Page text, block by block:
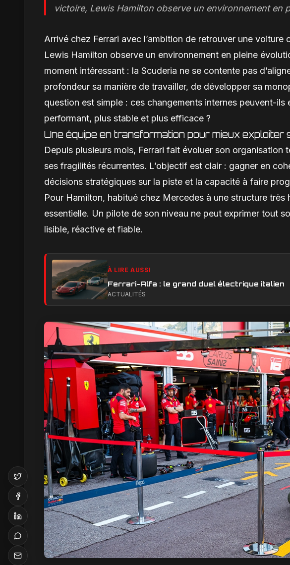
victoire, Lewis Hamilton observe un environnement en
Arrivé chez Ferrari avec l’ambition de retrouver une
Lewis Hamilton observe un environnement en pleine
moment intéressant : la Scuderia ne se contente pas
profondeur sa manière de travailler, de développer sa
question est simple : ces changements internes peuvent-
performant, plus stable et plus efficace ?
Une équipe en transformation pour mieux exploiter
Depuis plusieurs mois, Ferrari fait évoluer son organisation
ses fragilités récurrentes. L’objectif est clair : gagner en
décisions stratégiques sur la piste et la capacité à faire
Pour Hamilton, habitué chez Mercedes à une structure
essentielle. Un pilote de son niveau ne peut exprimer tout
lisible, réactive et fiable.
À LIRE AUSSI
Ferrari-Alfa : le grand duel électrique italien
ACTUALITÉS